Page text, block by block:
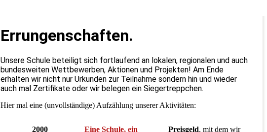
Errungenschaften.
Unsere Schule beteiligt sich fortlaufend an lokalen, regionalen und auch
bundesweiten Wettbewerben, Aktionen und Projekten! Am Ende
erhalten wir nicht nur Urkunden zur Teilnahme sondern hin und wieder
auch mal Zertifikate oder wir belegen ein Siegertreppchen.
Hier mal eine (unvollständige) Aufzählung unserer Aktivitäten:
2000
Eine Schule, ein
Preisgeld, mit dem wir